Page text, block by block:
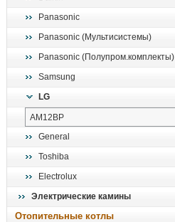
Panasonic
Panasonic (Мультисистемы)
Panasonic (Полупром.комплекты)
Samsung
LG
General
Toshiba
Electrolux
Электрические камины
Отопительные котлы